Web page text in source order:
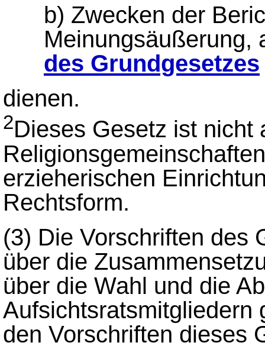
b) Zwecken der
Meinungsäußerung,
des Grundgesetzes
dienen.
2Dieses Gesetz ist nicht
erzieherischen
Rechtsform.
(3) Die Vorschriften des
über die
über die Wahl und die
Aufsichtsratsmitgliedern
den Vorschriften dieses